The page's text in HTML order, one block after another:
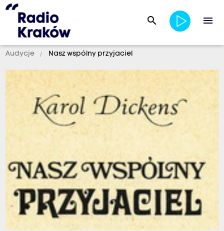
search menu
Audycje Nasz wspólny przyjaciel